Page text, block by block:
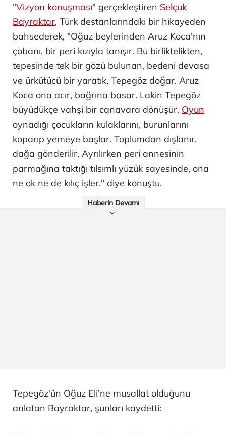
"Vizyon konuşması" gerçekleştiren Selçuk
Bayraktar, Türk destanlarındaki bir hikayeden
bahsederek, "Oğuz beylerinden Aruz Koca'nın
çobanı, bir peri kızıyla tanışır. Bu birliktelikten,
tepesinde tek bir gözü bulunan, bedeni devasa
ve ürkütücü bir yaratık, Tepegöz doğar. Aruz
Koca ona acır, bağrına basar. Lakin Tepegöz
büyüdükçe vahşi bir canavara dönüşür. Oyun
oynadığı çocukların kulaklarını, burunlarını
koparıp yemeye başlar. Toplumdan dışlanır,
dağa gönderilir. Ayrılırken peri annesinin
parmağına taktığı tılsımlı yüzük sayesinde, ona
ne ok ne de kılıç işler." diye konuştu.
Haberin Devamı
Tepegöz'ün Oğuz Eli'ne musallat olduğunu
anlatan Bayraktar, şunları kaydetti: